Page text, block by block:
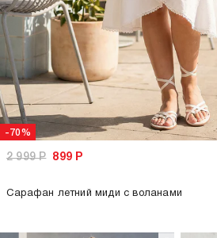
-70%
2 999Р 899 Р
Сарафан летний миди с воланами